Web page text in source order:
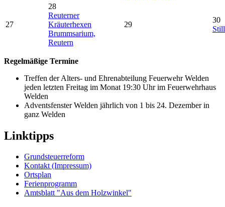
27
28
Reuterner
Kräuterhexen
Brummsarium,
Reutern
29
30
Regelmäßige Termine
Treffen der Alters- und Ehrenabteilung Feuerwehr Welden
jeden letzten Freitag im Monat 19:30 Uhr im Feuerwehrhaus
Welden
Adventsfenster Welden jährlich von 1 bis 24. Dezember in
ganz Welden
Linktipps
Grundsteuerreform
Kontakt (Impressum)
Ortsplan
Ferienprogramm
Amtsblatt "Aus dem Holzwinkel"